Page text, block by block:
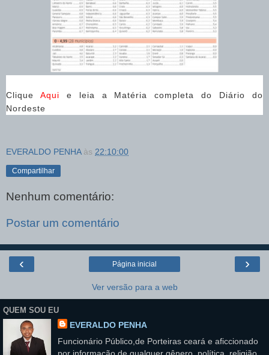
Clique Aqui
e leia a Matéria completa do Diário do
Nordeste
EVERALDO PENHA às 22:10:00
Compartilhar
Nenhum comentário:
Postar um comentário
‹ ›
Página inicial
Ver versão para a web
QUEM SOU EU
EVERALDO PENHA
Funcionário Público,de Porteiras ceará e aficcionado